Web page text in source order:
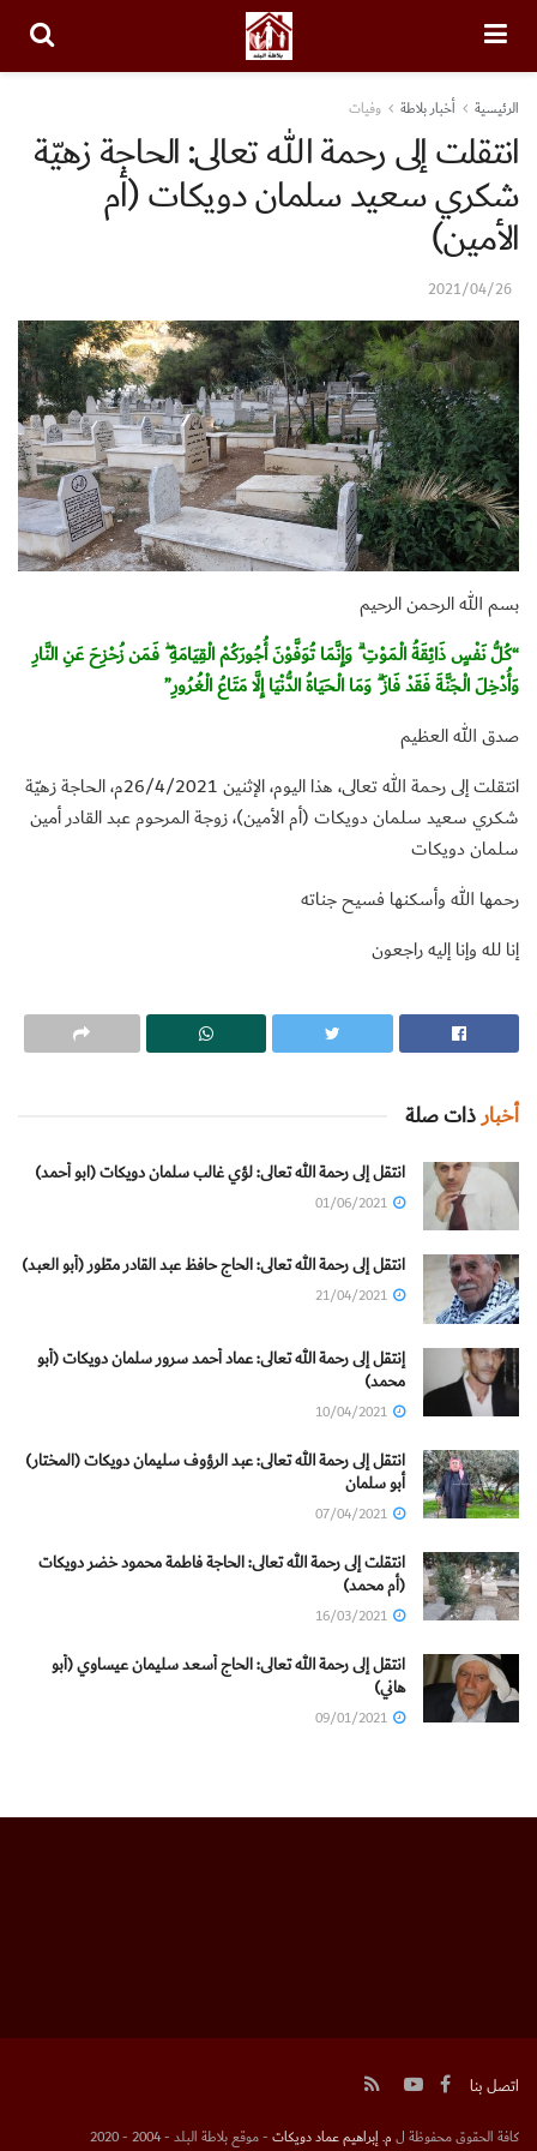
الرئيسية أخبار بلاطة وفيات
انتقلت إلى رحمة الله تعالى: الحاجة زهيّة
شكري سعيد سلمان دويكات (أم
الأمين)
2021/04/26
بسم الله الرحمن الرحيم
“كُلُّ نَفْسٍ ذَائِقَةُ الْمَوْتِ ۗ وَإِنَّمَا تُوَفَّوْنَ أُجُورَكُمْ الْقِيَامَةِ ۖ فَمَن زُحْزِحَ عَنِ النَّارِ
وَأُدْخِلَ الْجَنَّةَ فَقَدْ فَازَ ۗ وَمَا الْحَيَاةُ الدُّنْيَا إِلَّا مَتَاعُ الْغُرُورِ”
صدق الله العظيم
انتقلت إلى رحمة الله تعالى، هذا اليوم، الإثنين 26/4/2021م، الحاجة زهيّة
شكري سعيد سلمان دويكات (أم الأمين)، زوجة المرحوم عبد القادر أمين
سلمان دويكات
رحمها الله وأسكنها فسيح جناته
إنا لله وإنا إليه راجعون
ذات صلةأخبار
انتقل إلى رحمة الله تعالى: لؤي غالب سلمان دويكات (ابو أحمد)
انتقل إلى رحمة الله تعالى: الحاج حافظ عبد القادر مطّور (أبو العبد)
إنتقل إلى رحمة الله تعالى: عماد أحمد سرور سلمان دويكات (أبو
محمد)
انتقل إلى رحمة الله تعالى: عبد الرؤوف سليمان دويكات (المختار)
أبو سلمان
انتقلت إلى رحمة الله تعالى: الحاجة فاطمة محمود خضر دويكات
(أم محمد)
انتقل إلى رحمة الله تعالى: الحاج أسعد سليمان عيساوي (أبو
هاني)
اتصل بنا
كافة الحقوق محفوظة لم. إبراهيم عماد دويكات- موقع بلاطة البلد - 2004 - 2020